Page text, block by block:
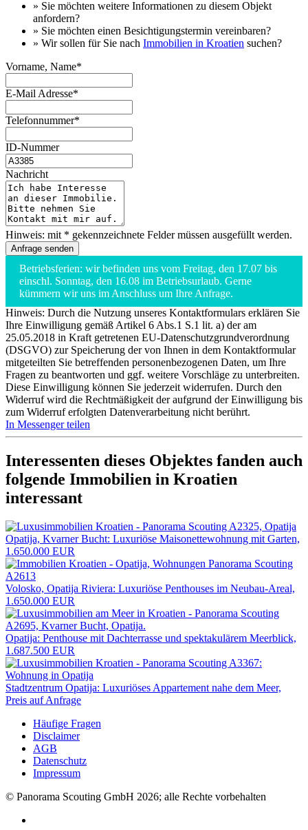
» Sie möchten weitere Informationen zu diesem Objekt
anfordern?
» Sie möchten einen Besichtigungstermin vereinbaren?
» Wir sollen für Sie nach Immobilien in Kroatien suchen?
Vorname, Name*
E-Mail Adresse*
Telefonnummer*
ID-Nummer
Nachricht
Hinweis: mit * gekennzeichnete Felder müssen ausgefüllt werden.
Betriebsferien: wir befinden uns vom Freitag, den 17.07 bis
einschl. Sonntag, den 16.08 im Betriebsurlaub. Gerne
kümmern wir uns im Anschluss um Ihre Anfrage.
Hinweis: Durch die Nutzung unseres Kontaktformulars erklären Sie
Ihre Einwilligung gemäß Artikel 6 Abs.1 S.1 lit. a) der am
25.05.2018 in Kraft getretenen EU-Datenschutzgrundverordnung
(DSGVO) zur Speicherung der von Ihnen in dem Kontaktformular
mitgeteilten Sie betreffenden personenbezogenen Daten, um Ihre
Fragen zu beantworten und ggf. weitere Vorschläge zu unterbreiten.
Diese Einwilligung können Sie jederzeit widerrufen. Durch den
Widerruf wird die Rechtmäßigkeit der aufgrund der Einwilligung bis
zum Widerruf erfolgten Datenverarbeitung nicht berührt.
In Messenger teilen
Interessenten dieses Objektes fanden auch
folgende Immobilien in Kroatien
interessant
Opatija, Kvarner Bucht: Luxuriöse Maisonettewohnung mit Garten,
1.650.000 EUR
Volosko, Opatija Riviera: Luxuriöse Penthouses im Neubau-Areal,
1.650.000 EUR
Opatija: Penthouse mit Dachterrasse und spektakulärem Meerblick,
1.687.500 EUR
Stadtzentrum Opatija: Luxuriöses Appartement nahe dem Meer,
Preis auf Anfrage
Häufige Fragen
Disclaimer
AGB
Datenschutz
Impressum
© Panorama Scouting GmbH 2026; alle Rechte vorbehalten